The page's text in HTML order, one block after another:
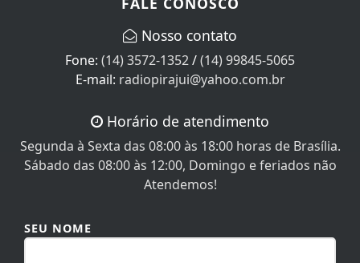
(14) 3572-1352/(14) 99845-5065
E-mail:radiopirajui@yahoo.com.br
Segunda à Sexta das 08:00 às 18:00 horas de Brasília.
Sábado das 08:00 às 12:00, Domingo e feriados não
Atendemos!